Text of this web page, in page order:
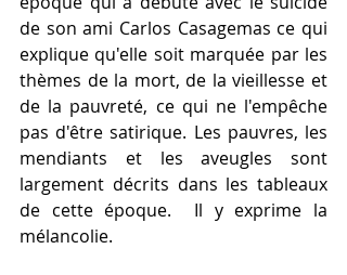
de son ami Carlos Casagemas ce qui
explique qu'elle soit marquée par les
thèmes de la mort, de la vieillesse et
de la pauvreté, ce qui ne l'empêche
pas d'être satirique. Les pauvres, les
mendiants et les aveugles sont
largement décrits dans les tableaux
de cette époque.  Il y exprime la
mélancolie.